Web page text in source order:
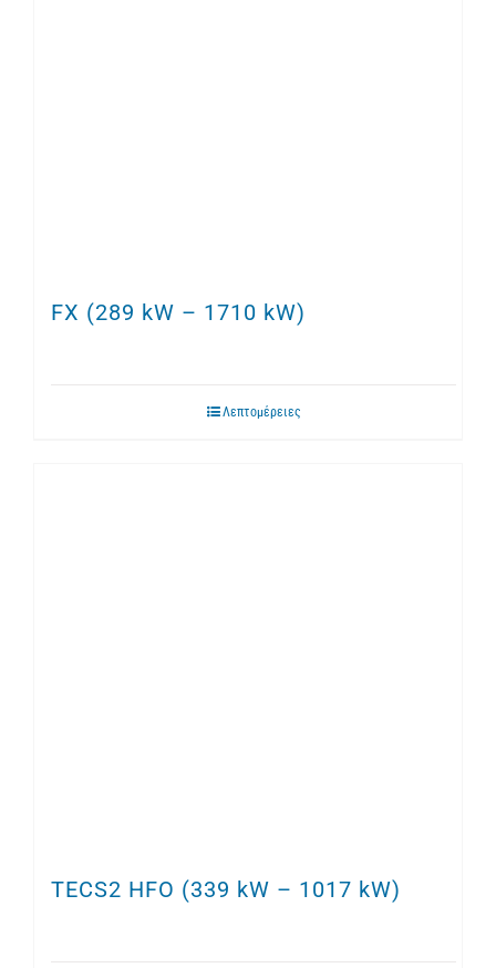
FX (289 kW – 1710 kW)
Λεπτομέρειες
TECS2 HFO (339 kW – 1017 kW)